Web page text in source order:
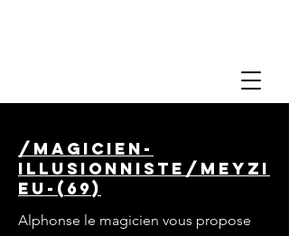
/magicien-
illusionniste/meyzi
eu-(69)
Alphonse le magicien vous propose